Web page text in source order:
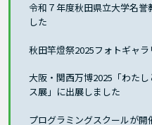
令和７年度秋田県立大学名
した
秋田竿燈祭2025フォトギャラ
大阪・関西万博2025「わた
ス展」に出展しました
プログラミングスクールが開